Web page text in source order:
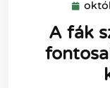
A fák